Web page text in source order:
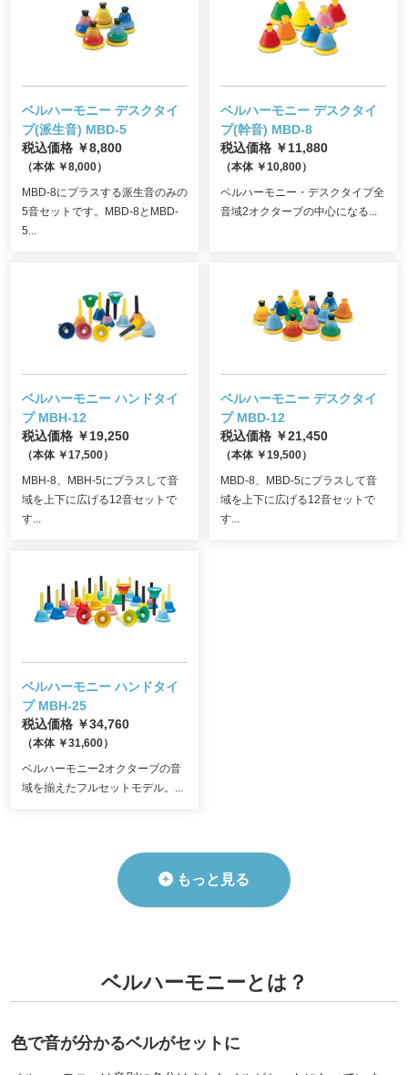
ベルハーモニー デスクタイ
プ(派生音) MBD-5
税込価格 ￥8,800
（本体 ￥8,000）
MBD-8にプラスする派生音のみの
5音セットです。MBD-8とMBD-
5...
ベルハーモニー デスクタイ
プ(幹音) MBD-8
税込価格 ￥11,880
（本体 ￥10,800）
ベルハーモニー・デスクタイプ全
音域2オクターブの中心になる...
ベルハーモニー ハンドタイ
プ MBH-12
税込価格 ￥19,250
（本体 ￥17,500）
MBH-8、MBH-5にプラスして音
域を上下に広げる12音セットで
す...
ベルハーモニー デスクタイ
プ MBD-12
税込価格 ￥21,450
（本体 ￥19,500）
MBD-8、MBD-5にプラスして音
域を上下に広げる12音セットで
す...
ベルハーモニー ハンドタイ
プ MBH-25
税込価格 ￥34,760
（本体 ￥31,600）
ベルハーモニー2オクターブの音
域を揃えたフルセットモデル。...
もっと見る
ベルハーモニーとは？
色で音が分かるベルがセットに